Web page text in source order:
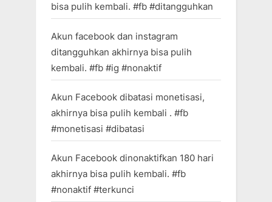
bisa pulih kembali. #fb #ditangguhkan
Akun facebook dan instagram
ditangguhkan akhirnya bisa pulih
kembali. #fb #ig #nonaktif
Akun Facebook dibatasi monetisasi,
akhirnya bisa pulih kembali . #fb
#monetisasi #dibatasi
Akun Facebook dinonaktifkan 180 hari
akhirnya bisa pulih kembali. #fb
#nonaktif #terkunci